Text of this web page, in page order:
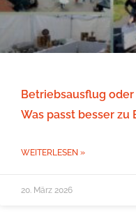
Betriebsausflug
Was passt besser
WEITERLESEN »
20. März 2026